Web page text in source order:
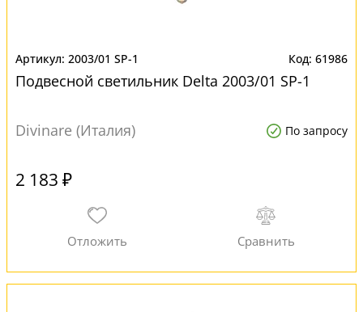
2003/01 SP-1 61986
Подвесной светильник Delta 2003/01 SP-1
Divinare (Италия) По запросу
2 183 ₽